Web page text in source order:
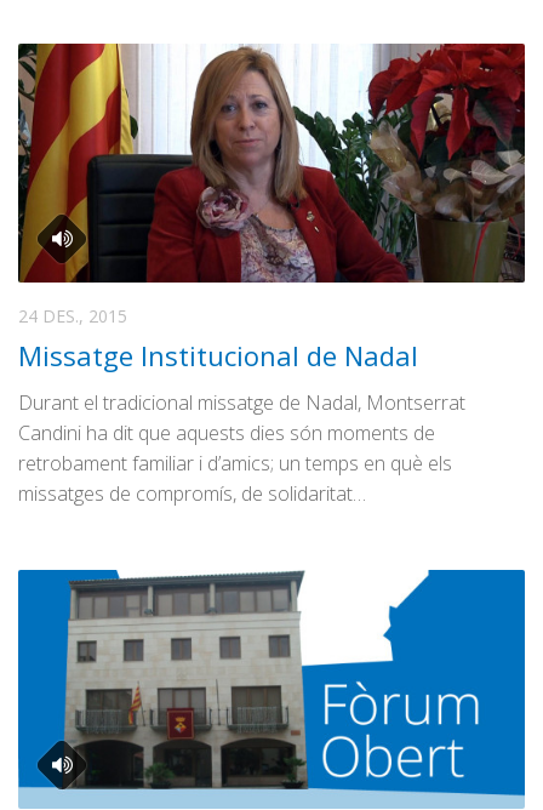
24 DES., 2015
Missatge Institucional de Nadal
Durant el tradicional missatge de Nadal, Montserrat
Candini ha dit que aquests dies són moments de
retrobament familiar i d’amics; un temps en què els
missatges de compromís, de solidaritat…